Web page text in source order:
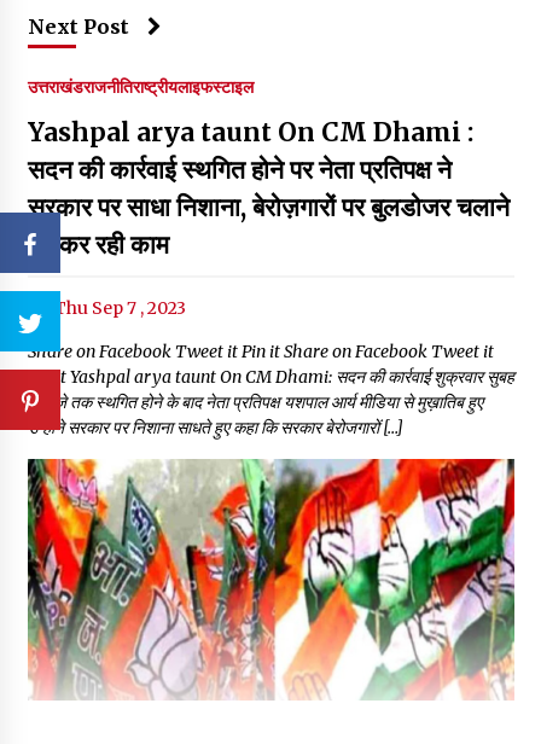
Next Post
उत्तराखंडराजनीतिराष्ट्रीयलाइफस्टाइल
Yashpal arya taunt On CM Dhami :
सदन की कार्रवाई स्थगित होने पर नेता प्रतिपक्ष ने
सरकार पर साधा निशाना, बेरोज़गारों पर बुलडोजर चलाने
का कर रही काम
Thu Sep 7 , 2023
Share on Facebook Tweet it Pin it Share on Facebook Tweet it
Pin it Yashpal arya taunt On CM Dhami: सदन की कार्रवाई शुक्रवार सुबह
11 बजे तक स्थगित होने के बाद नेता प्रतिपक्ष यशपाल आर्य मीडिया से मुख़ातिब हुए
उन्होंने सरकार पर निशाना साधते हुए कहा कि सरकार बेरोजगारों […]